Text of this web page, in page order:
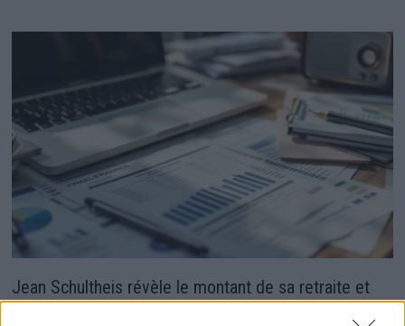
Jean Schultheis révèle le montant de sa retraite et
ses combats financiers inattendus